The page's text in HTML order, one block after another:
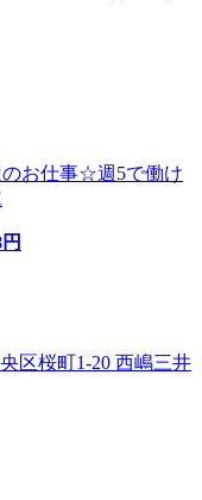
のお仕事☆週5で働け
円
区桜町1-20 西嶋三井